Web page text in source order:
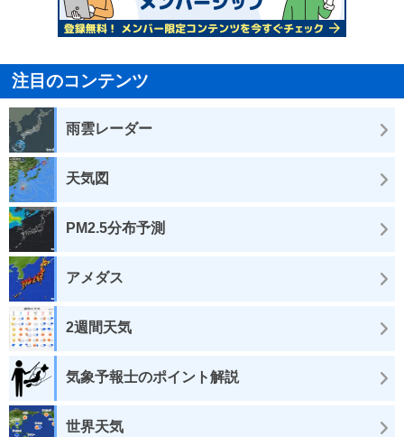
注目のコンテンツ
雨雲レーダー
天気図
PM2.5分布予測
アメダス
2週間天気
気象予報士のポイント解説
世界天気